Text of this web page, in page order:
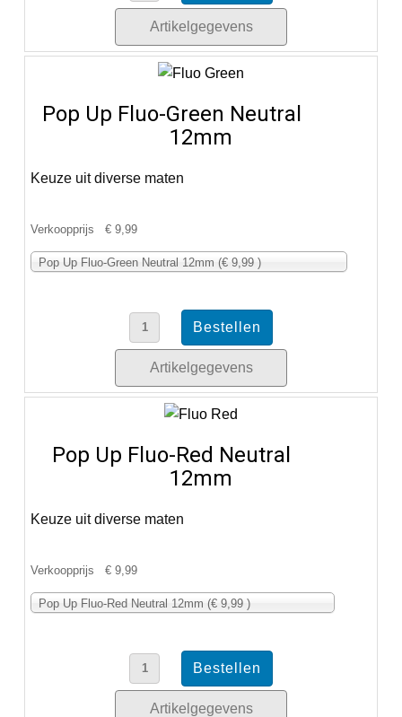
Artikelgegevens
Pop Up Fluo-Green Neutral
12mm
Keuze uit diverse maten
Verkoopprijs € 9,99
Pop Up Fluo-Green Neutral 12mm (€ 9,99 )
Artikelgegevens
Pop Up Fluo-Red Neutral
12mm
Keuze uit diverse maten
Verkoopprijs € 9,99
Pop Up Fluo-Red Neutral 12mm (€ 9,99 )
Artikelgegevens